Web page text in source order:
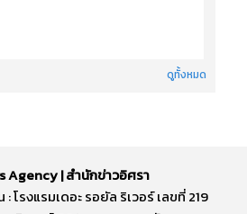
ดูทั้งหมด
Agency | สำนักข่าวอิศรา
: โรงแรมเดอะ รอยัล ริเวอร์ เลขที่ 219